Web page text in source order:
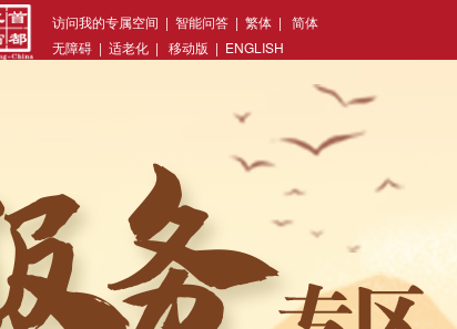
访问我的专属空间 | 智能问答 | 繁体 | 简体
无障碍 | 适老化 | 移动版 | ENGLISH